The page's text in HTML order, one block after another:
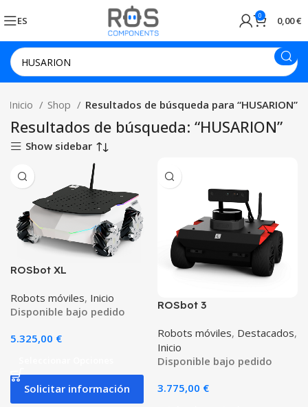
ES 0 0,00€
Inicio Shop Resultados de búsqueda para “HUSARION”
Resultados de búsqueda: “HUSARION”
Show sidebar
ROSbot XL
Robots móviles, Inicio
Disponible bajo pedido
5.325,00 €
Solicitar información
ROSbot 3
Robots móviles, Destacados,
Inicio
Disponible bajo pedido
3.775,00 €